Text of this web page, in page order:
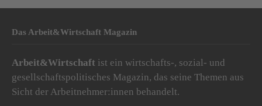
Das Arbeit&Wirtschaft Magazin
Arbeit&Wirtschaft ist ein wirtschafts-, sozial- und
gesellschaftspolitisches Magazin, das seine Themen aus
Sicht der Arbeitnehmer:innen behandelt.